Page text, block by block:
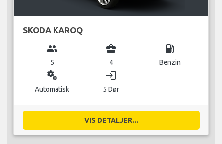
SKODA KAROQ
group
5
business_center
4
local_gas_station
Benzin
miscellaneous_services
Automatisk
login
5 Dør
VIS DETALJER...